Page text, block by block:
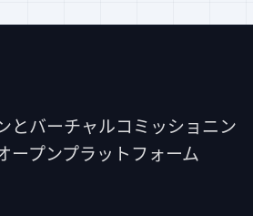
とバーチャルコミッショニン
ープンプラットフォーム